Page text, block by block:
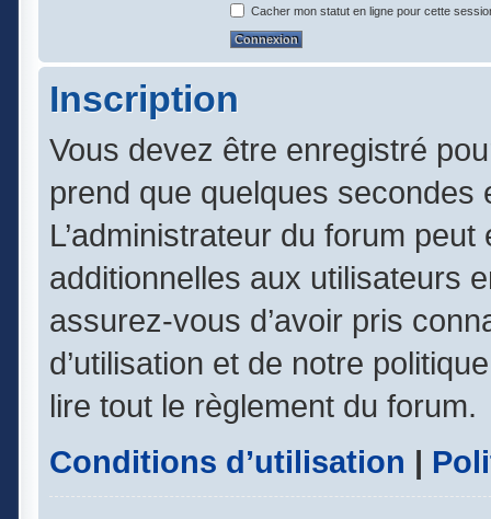
Cacher mon statut en ligne pour cette
Inscription
Vous devez être enregistré
prend que quelques
L’administrateur du forum
additionnelles aux utilisateurs
assurez-vous d’avoir pris
d’utilisation et de notre
lire tout le règlement du forum.
Conditions d’utilisation |